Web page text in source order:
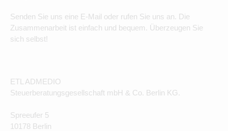
Senden Sie uns eine E-Mail oder rufen Sie uns an. Die
Zusammenarbeit ist einfach und bequem. Überzeugen Sie
sich selbst!
ETL ADMEDIO
Steuerberatungsgesellschaft mbH & Co. Berlin KG.
Spreeufer 5
10178 Berlin